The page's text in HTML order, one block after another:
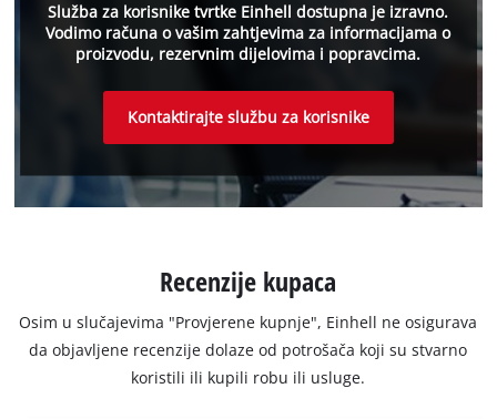
Služba za korisnike tvrtke Einhell dostupna je izravno.
Vodimo računa o vašim zahtjevima za informacijama o
proizvodu, rezervnim dijelovima i popravcima.
Kontaktirajte službu za korisnike
Recenzije kupaca
Osim u slučajevima "Provjerene kupnje", Einhell ne osigurava
da objavljene recenzije dolaze od potrošača koji su stvarno
koristili ili kupili robu ili usluge.